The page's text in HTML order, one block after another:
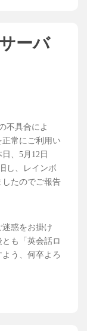
ーバ
不具合によ
常にご利用い
、5月12日
し、レインボ
たのでご報告
惑をお掛け
も「英会話ロ
う、何卒よろ